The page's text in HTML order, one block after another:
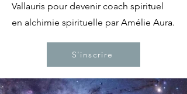
Vallauris pour devenir coach spirituel
en alchimie spirituelle par Amélie Aura.
S'inscrire